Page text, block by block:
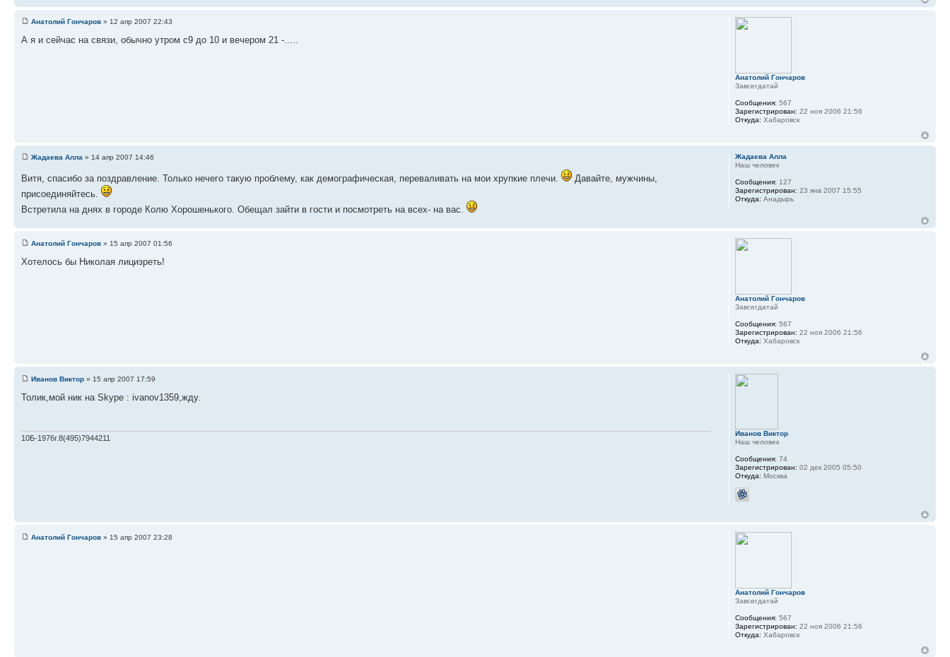
Анатолий Гончаров » 12 апр 2007 22:43
А я и сейчас на связи, обычно утром с9 до 10 и вечером 21 -.....
Анатолий Гончаров
Завсегдатай
Сообщения: 567
Зарегистрирован: 22 ноя 2006 21:56
Откуда: Хабаровск
Жадаева Алла » 14 апр 2007 14:46
Витя, спасибо за поздравление. Только нечего такую проблему, как демографическая, переваливать на мои хрупкие плечи.
Давайте, мужчины,
присоединяйтесь.
Встретила на днях в городе Колю Хорошенького. Обещал зайти в гости и посмотреть на всех- на вас.
Жадаева Алла
Наш человек
Сообщения: 127
Зарегистрирован: 23 янв 2007 15:55
Откуда: Анадырь
Анатолий Гончаров » 15 апр 2007 01:56
Хотелось бы Николая лицизреть!
Анатолий Гончаров
Завсегдатай
Сообщения: 567
Зарегистрирован: 22 ноя 2006 21:56
Откуда: Хабаровск
Иванов Виктор » 15 апр 2007 17:59
Толик,мой ник на Skype : ivanov1359,жду.
10Б-1976г.8(495)7944211
Иванов Виктор
Наш человек
Сообщения: 74
Зарегистрирован: 02 дек 2005 05:50
Откуда: Москва
Анатолий Гончаров » 15 апр 2007 23:28
Анатолий Гончаров
Завсегдатай
Сообщения: 567
Зарегистрирован: 22 ноя 2006 21:56
Откуда: Хабаровск